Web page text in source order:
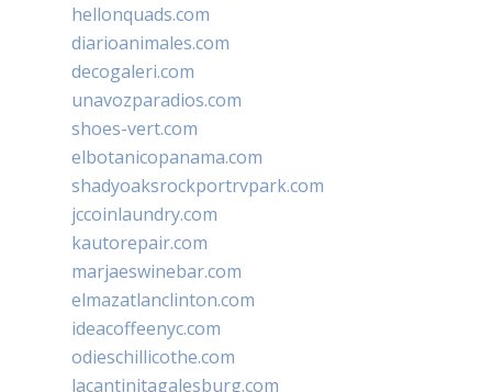
hellonquads.com
diarioanimales.com
decogaleri.com
unavozparadios.com
shoes-vert.com
elbotanicopanama.com
shadyoaksrockportrvpark.com
jccoinlaundry.com
kautorepair.com
marjaeswinebar.com
elmazatlanclinton.com
ideacoffeenyc.com
odieschillicothe.com
lacantinitagalesburg.com